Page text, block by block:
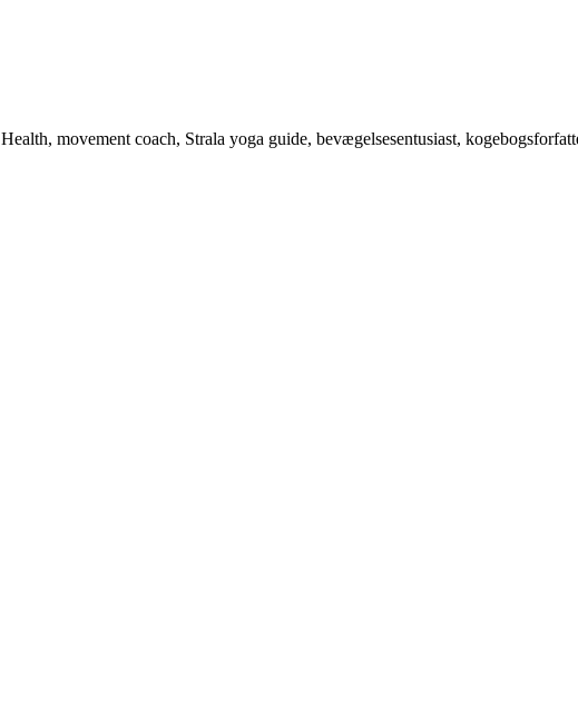
movement coach, Strala yoga guide, bevægelsesentusiast,